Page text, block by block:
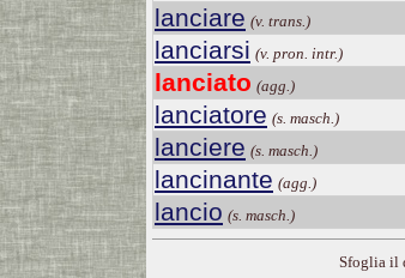
lanciare (v. trans.)
lanciarsi (v. pron. intr.)
lanciato (agg.)
lanciatore (s. masch.)
lanciere (s. masch.)
lancinante (agg.)
lancio (s. masch.)
Sfoglia il